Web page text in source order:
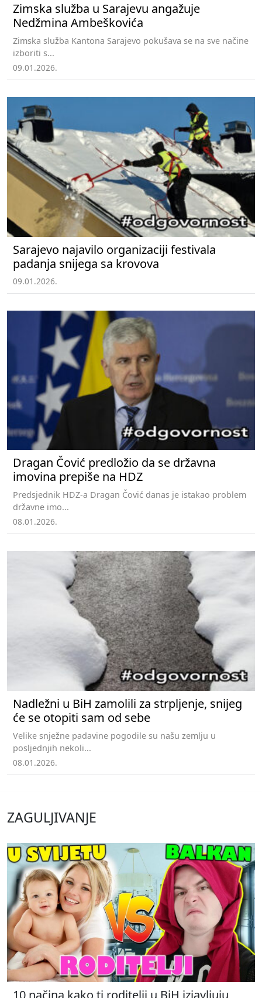
Zimska služba u Sarajevu angažuje
Nedžmina Ambeškovića
Zimska služba Kantona Sarajevo pokušava se na sve načine
izboriti s...
09.01.2026.
Sarajevo najavilo organizaciji festivala
padanja snijega sa krovova
09.01.2026.
Dragan Čović predložio da se državna
imovina prepiše na HDZ
Predsjednik HDZ-a Dragan Čović danas je istakao problem
državne imo...
08.01.2026.
Nadležni u BiH zamolili za strpljenje, snijeg
će se otopiti sam od sebe
Velike snježne padavine pogodile su našu zemlju u
posljednjih nekoli...
08.01.2026.
ZAGULJIVANJE